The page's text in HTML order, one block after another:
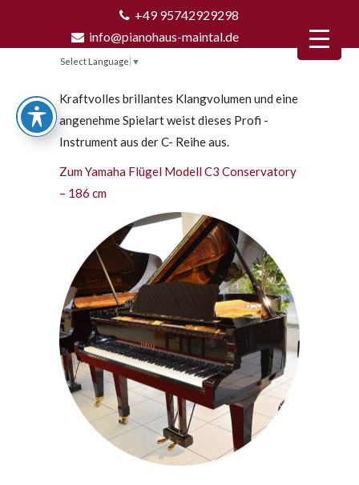
+49 95742929298
info@pianohaus-maintal.de
Select Language ▼
Kraftvolles brillantes Klangvolumen und eine
angenehme Spielart weist dieses Profi -
Instrument aus der C- Reihe aus.
Zum Yamaha Flügel Modell C3 Conservatory
– 186 cm